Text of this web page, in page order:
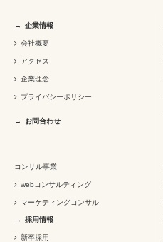
企業情報
会社概要
アクセス
企業理念
プライバシーポリシー
お問合わせ
コンサル事業
webコンサルティング
マーケティングコンサル
採用情報
新卒採用